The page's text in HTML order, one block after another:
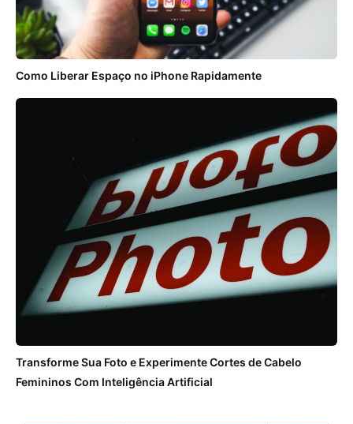
Como Liberar Espaço no iPhone Rapidamente
Transforme Sua Foto e Experimente Cortes de Cabelo
Femininos Com Inteligência Artificial